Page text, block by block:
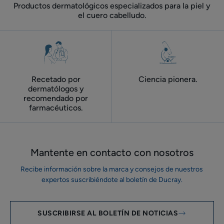
Productos dermatológicos especializados para la piel y
el cuero cabelludo.
Recetado por
dermatólogos y
recomendado por
farmacéuticos.
Ciencia pionera.
Mantente en contacto con nosotros
Recibe información sobre la marca y consejos de nuestros
expertos suscribiéndote al boletín de Ducray.
SUSCRIBIRSE AL BOLETÍN DE NOTICIAS